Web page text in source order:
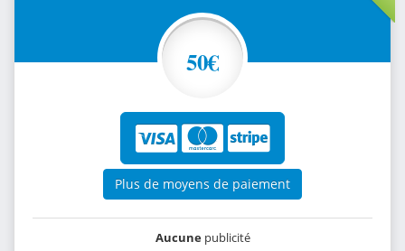
50€
Plus de moyens de paiement
Aucunepublicité